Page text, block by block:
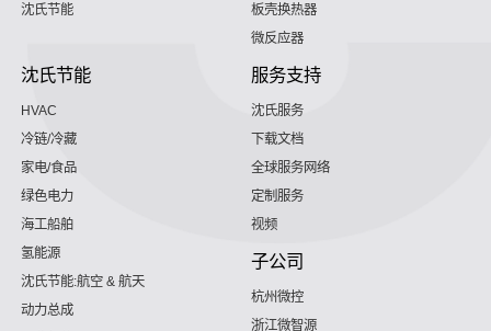
沈氏节能
板壳换热器
微反应器
沈氏节能
HVAC
冷链/冷藏
家电/食品
绿色电力
海工船舶
氢能源
沈氏节能:航空 & 航天
动力总成
服务支持
沈氏服务
下载文档
全球服务网络
定制服务
视频
子公司
杭州微控
浙江微智源